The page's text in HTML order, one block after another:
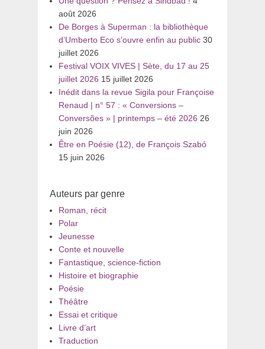
août 2026
De Borges à Superman : la bibliothèque
d’Umberto Eco s’ouvre enfin au public 30
juillet 2026
Festival VOIX VIVES | Sète, du 17 au 25
juillet 2026 15 juillet 2026
Inédit dans la revue Sigila pour Françoise
Renaud | n° 57 : « Conversions –
Conversões » | printemps – été 2026 26
juin 2026
Être en Poésie (12), de François Szabó
15 juin 2026
Auteurs par genre
Roman, récit
Polar
Jeunesse
Conte et nouvelle
Fantastique, science-fiction
Histoire et biographie
Poésie
Théâtre
Essai et critique
Livre d’art
Traduction